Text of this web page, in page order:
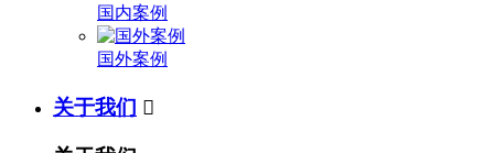
国内案例
国外案例
关于我们 